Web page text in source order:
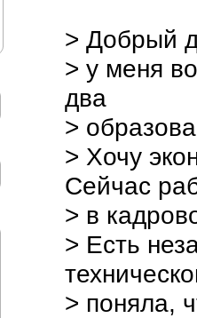
> Добрый
> у меня
два
>
> Хочу
Сейчас
> в
> Есть
> поняла,